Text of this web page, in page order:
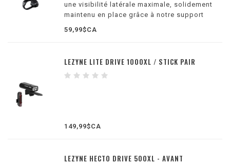
une visibilité latérale maximale, solidement
maintenu en place grâce à notre support
réglable FlexTight™.
59,99$CA
LEZYNE LITE DRIVE 1000XL / STICK PAIR
149,99$CA
LEZYNE HECTO DRIVE 500XL - AVANT